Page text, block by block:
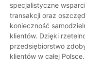
specjalistyczne
transakcji oraz
konieczność
klientów. Dzięki
przedsiębiorstwo
klientów w całej Polsce.